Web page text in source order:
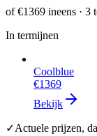
of€1369 ineens · 3
In termijnen
Coolblue
€1369
Bekijk
✓Actuele prijzen,